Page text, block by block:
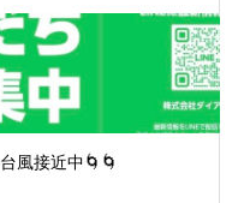
台風接近中🌀🌀